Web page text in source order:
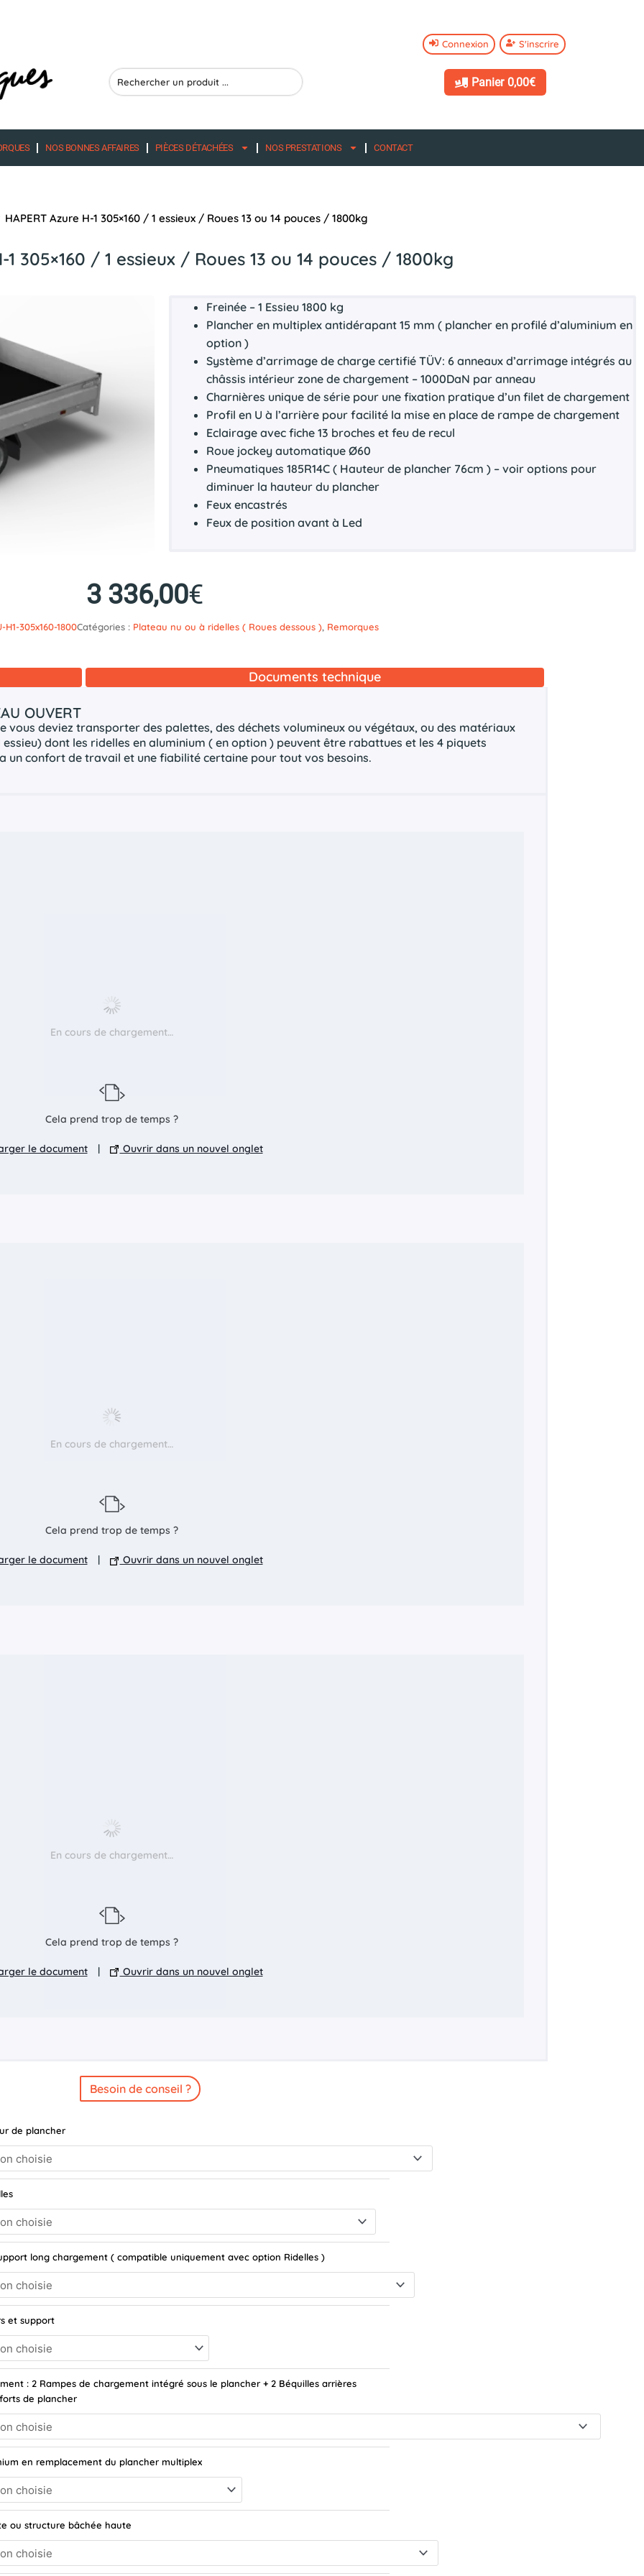
Search
...
Connexion S'inscrire
Panier 0,00€
NOS BONNES AFFAIRES PIÈCES DÉTACHÉES NOS PRESTATIONS CONTACT
1 305×160 / 1 essieux / Roues 13 ou 14 pouces / 1800kg
HAPERT Azure H-1 305×160 / 1 essieux / Roues 13 ou 14 pouces / 1800kg
Freinée – 1 Essieu 1800 kg
Plancher en multiplex antidérapant 15 mm ( plancher en profilé d’aluminium en
option )
Système d’arrimage de charge certifié TÜV: 6 anneaux d’arrimage intégrés au
châssis intérieur zone de chargement – 1000DaN par anneau
Charnières unique de série pour une fixation pratique d’un filet de chargement
Profil en U à l’arrière pour facilité la mise en place de rampe de chargement
Eclairage avec fiche 13 broches et feu de recul
Roue jockey automatique Ø60
Pneumatiques 185R14C ( Hauteur de plancher 76cm ) – voir options pour
diminuer la hauteur du plancher
Feux encastrés
Feux de position avant à Led
3 336,00€
H1-305x160-1800Catégories : Plateau nu ou à ridelles ( Roues dessous ), Remorques
Documents technique
OUVERT
vous deviez transporter des palettes, des déchets volumineux ou végétaux, ou des matériaux
essieu) dont les ridelles en aluminium ( en option ) peuvent être rabattues et les 4 piquets
confort de travail et une fiabilité certaine pour tout vos besoins.
En cours de chargement…
Cela prend trop de temps ?
le document | Ouvrir dans un nouvel onglet
En cours de chargement…
Cela prend trop de temps ?
le document | Ouvrir dans un nouvel onglet
En cours de chargement…
Cela prend trop de temps ?
le document | Ouvrir dans un nouvel onglet
Besoin de conseil ?
de plancher
long chargement ( compatible uniquement avec option Ridelles )
et support
: 2 Rampes de chargement intégré sous le plancher + 2 Béquilles arrières
de plancher
en remplacement du plancher multiplex
ou structure bâchée haute